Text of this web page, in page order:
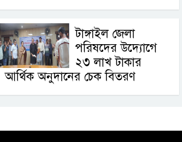
টাঙ্গাইল জেলা
পরিষদের উদ্যোগে
২৩ লাখ টাকার
আর্থিক অনুদানের চেক বিতরণ